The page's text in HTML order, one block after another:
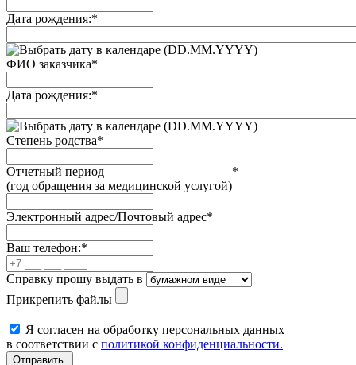
Дата рождения:*
(DD.MM.YYYY)
ФИО заказчика*
Дата рождения:*
(DD.MM.YYYY)
Степень родства*
Отчетный период
(год обращения за медицинской услугой)
*
Электронный адрес/Почтовый адрес*
Ваш телефон:*
Справку прошу выдать в
Прикрепить файлы
Я согласен на обработку персональных данных
в соответствии с политикой конфиденциальности.